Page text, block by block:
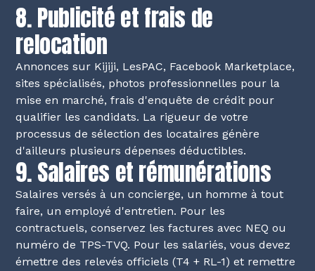
8. Publicité et frais de
relocation
Annonces sur Kijiji, LesPAC, Facebook Marketplace,
sites spécialisés, photos professionnelles pour la
mise en marché, frais d'enquête de crédit pour
qualifier les candidats. La rigueur de votre
processus de sélection des locataires génère
d'ailleurs plusieurs dépenses déductibles.
9. Salaires et rémunérations
Salaires versés à un concierge, un homme à tout
faire, un employé d'entretien. Pour les
contractuels, conservez les factures avec NEQ ou
numéro de TPS-TVQ. Pour les salariés, vous devez
émettre des relevés officiels (T4 + RL-1) et remettre